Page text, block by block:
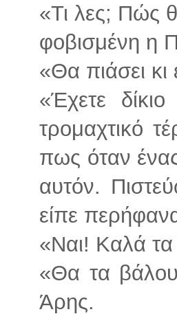
«Τι λες; Πώς
φοβισμένη η
«Θα πιάσει
«Έχετε
τρομαχτικό
πως όταν
αυτόν.
είπε
«Ναι! Καλά
«Θα τα
Άρης.